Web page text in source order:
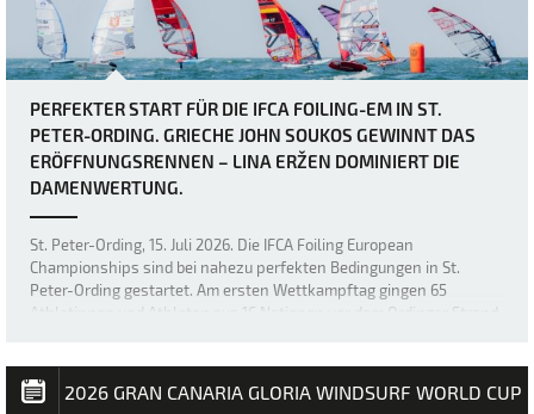
PERFEKTER START FÜR DIE IFCA FOILING-EM IN ST.
PETER-ORDING. GRIECHE JOHN SOUKOS GEWINNT DAS
ERÖFFNUNGSRENNEN – LINA ERŽEN DOMINIERT DIE
DAMENWERTUNG.
St. Peter-Ording, 15. Juli 2026. Die IFCA Foiling European
Championships sind bei nahezu perfekten Bedingungen in St.
Peter-Ording gestartet. Am ersten Wettkampftag gingen 65
Athletinnen und Athleten aus 16 Nationen vor dem Ordinger Strand
2026 GRAN CANARIA GLORIA WINDSURF WORLD CUP